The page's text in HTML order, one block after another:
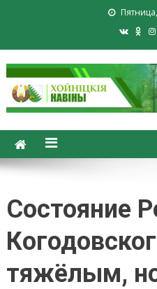
Хойники.
Новости
Состояние
тяжёлым,